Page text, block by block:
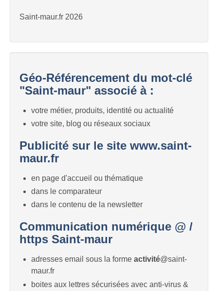
Saint-maur.fr 2026
Géo-Référencement du mot-clé
"Saint-maur" associé à :
votre métier, produits, identité ou actualité
votre site, blog ou réseaux sociaux
Publicité sur le site www.saint-
maur.fr
en page d'accueil ou thématique
dans le comparateur
dans le contenu de la newsletter
Communication numérique @ /
https Saint-maur
adresses email sous la forme activité@saint-
maur.fr
boites aux lettres sécurisées avec anti-virus &